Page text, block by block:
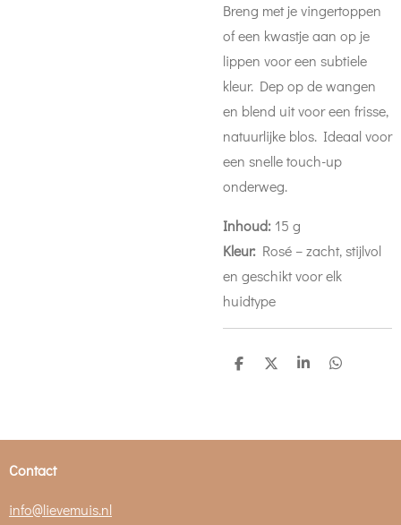
Breng met je vingertoppen
of een kwastje aan op je
lippen voor een subtiele
kleur. Dep op de wangen
en blend uit voor een frisse,
natuurlijke blos. Ideaal voor
een snelle touch-up
onderweg.
Inhoud: 15 g
Kleur: Rosé – zacht, stijlvol
en geschikt voor elk
huidtype
D
D
S
D
Contact
info@lievemuis.nl